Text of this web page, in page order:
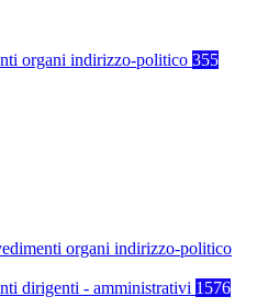
organi indirizzo-politico 355
organi indirizzo-politico
dirigenti - amministrativi 1576